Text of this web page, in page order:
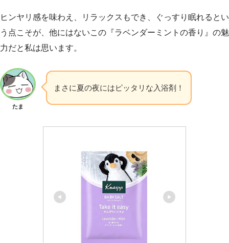
ヒンヤリ感を味わえ、リラックスもでき、ぐっすり眠れるとい
う点こそが、他にはないこの『ラベンダーミントの香り』の魅
力だと私は思います。
たま
まさに夏の夜にはピッタリな入浴剤！